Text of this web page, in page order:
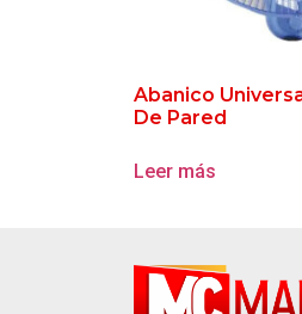
Abanico
De Pared
Leer más